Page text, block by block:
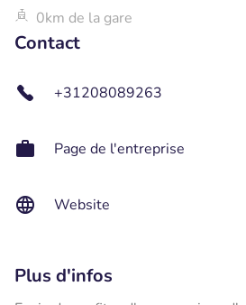
0km de la gare
Contact
+31208089263
Page de l'entreprise
Website
Plus d'infos